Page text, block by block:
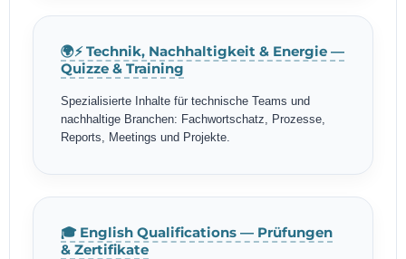
🌍⚡ Technik, Nachhaltigkeit & Energie —
Quizze & Training
Spezialisierte Inhalte für technische Teams und
nachhaltige Branchen: Fachwortschatz, Prozesse,
Reports, Meetings und Projekte.
🎓 English Qualifications — Prüfungen
& Zertifikate